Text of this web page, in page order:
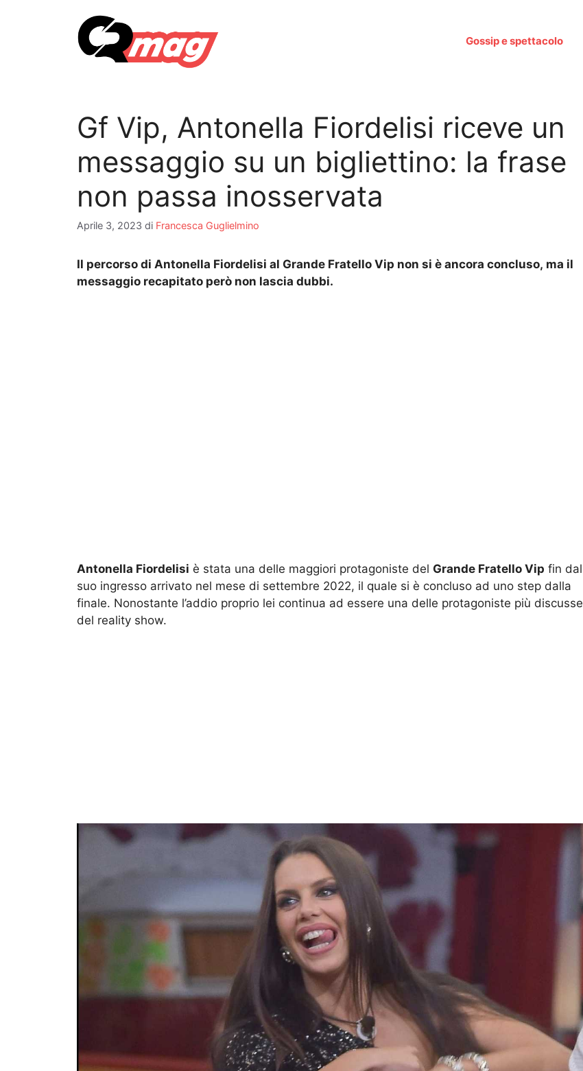
Gossip e spettacolo
Gf Vip, Antonella Fiordelisi riceve un
messaggio su un bigliettino: la frase
non passa inosservata
Aprile 3, 2023 di Francesca Guglielmino
Il percorso di Antonella Fiordelisi al Grande Fratello Vip non si è ancora concluso, ma il
messaggio recapitato però non lascia dubbi.
Antonella Fiordelisi è stata una delle maggiori protagoniste del Grande Fratello Vip fin dal
suo ingresso arrivato nel mese di settembre 2022, il quale si è concluso ad uno step dalla
finale. Nonostante l’addio proprio lei continua ad essere una delle protagoniste più discusse
del reality show.